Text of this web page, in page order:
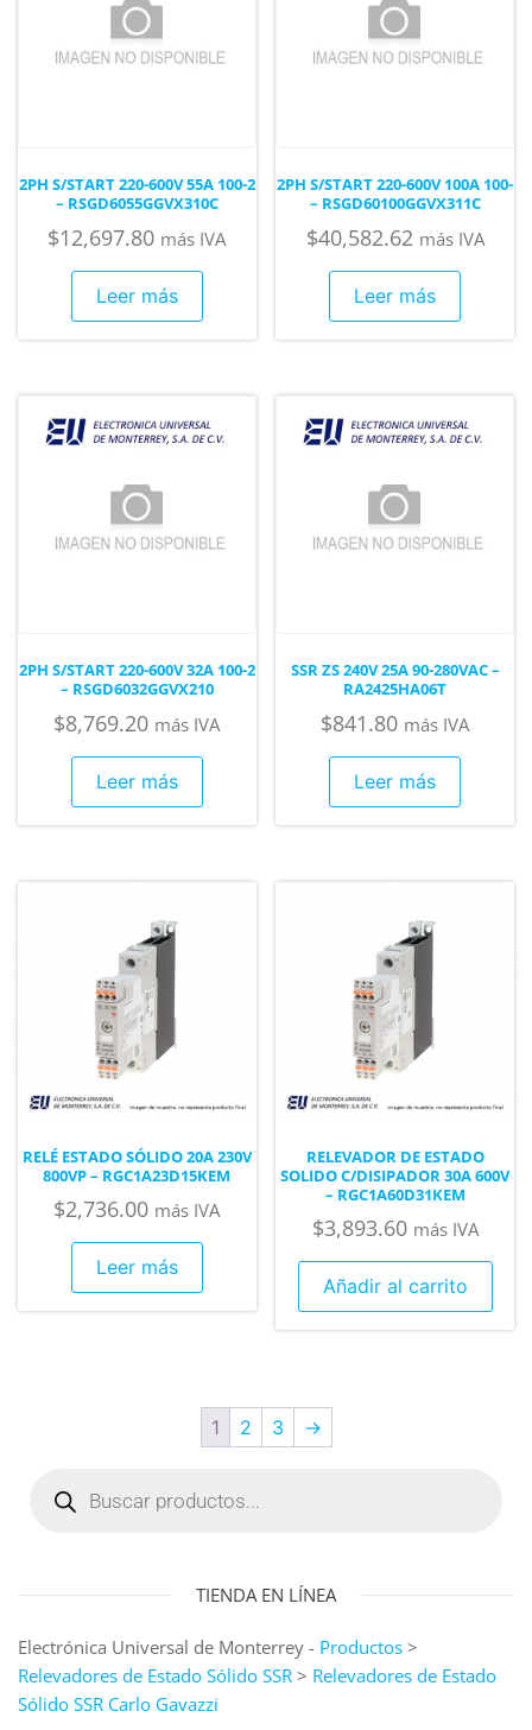
2PH S/START 220-600V 55A 100-2
– RSGD6055GGVX310C
$12,697.80 más IVA
Leer más
2PH S/START 220-600V 100A 100-
– RSGD60100GGVX311C
$40,582.62 más IVA
Leer más
2PH S/START 220-600V 32A 100-2
– RSGD6032GGVX210
$8,769.20 más IVA
Leer más
SSR ZS 240V 25A 90-280VAC –
RA2425HA06T
$841.80 más IVA
Leer más
RELÉ ESTADO SÓLIDO 20A 230V
800VP – RGC1A23D15KEM
$2,736.00 más IVA
Leer más
RELEVADOR DE ESTADO
SOLIDO C/DISIPADOR 30A 600V
– RGC1A60D31KEM
$3,893.60 más IVA
Añadir al carrito
1 2 3 →
TIENDA EN LÍNEA
Electrónica Universal de Monterrey - Productos >
Relevadores de Estado Sólido SSR > Relevadores de Estado
Sólido SSR Carlo Gavazzi